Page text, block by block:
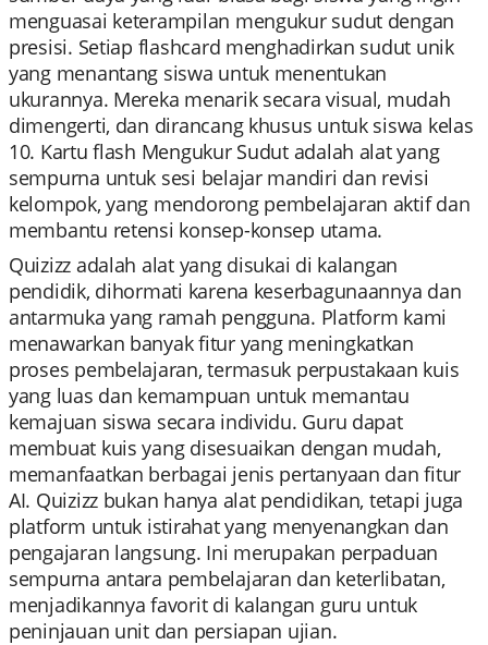
menguasai keterampilan mengukur sudut dengan
presisi. Setiap flashcard menghadirkan sudut unik
yang menantang siswa untuk menentukan
ukurannya. Mereka menarik secara visual, mudah
dimengerti, dan dirancang khusus untuk siswa kelas
10. Kartu flash Mengukur Sudut adalah alat yang
sempurna untuk sesi belajar mandiri dan revisi
kelompok, yang mendorong pembelajaran aktif dan
membantu retensi konsep-konsep utama.
Quizizz adalah alat yang disukai di kalangan
pendidik, dihormati karena keserbagunaannya dan
antarmuka yang ramah pengguna. Platform kami
menawarkan banyak fitur yang meningkatkan
proses pembelajaran, termasuk perpustakaan kuis
yang luas dan kemampuan untuk memantau
kemajuan siswa secara individu. Guru dapat
membuat kuis yang disesuaikan dengan mudah,
memanfaatkan berbagai jenis pertanyaan dan fitur
AI. Quizizz bukan hanya alat pendidikan, tetapi juga
platform untuk istirahat yang menyenangkan dan
pengajaran langsung. Ini merupakan perpaduan
sempurna antara pembelajaran dan keterlibatan,
menjadikannya favorit di kalangan guru untuk
peninjauan unit dan persiapan ujian.